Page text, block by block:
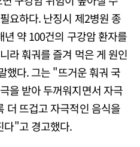
요하다. 난징시 제2병원 종
약 100건의 구강암 환자를
라 훠궈를 즐겨 먹은 게 원인
했다. 그는 "뜨거운 훠궈 국
을 받아 두꺼워지면서 자극
더 뜨겁고 자극적인 음식을
다"고 경고했다.